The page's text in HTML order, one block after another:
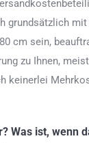
grundsätzlich mit
cm sein,
zu Ihnen, meist
keinerlei
Was ist, wenn